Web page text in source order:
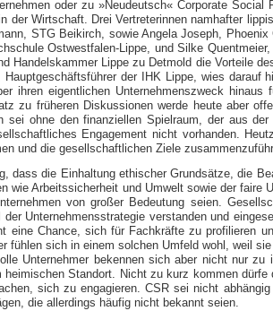
oder zu »­Neu­deutsch« Cor­po­rate So­cial
der Wirt­schaft. Drei Ver­tre­te­rin­nen nam­haf­ter
STG Bei­kirch, so­wie An­gela Jo­se­ph,
Ost­west­fa­len-Lip­pe, und Silke
Han­dels­kam­mer Lippe zu Det­mold die Vor­teile
der IHK Lip­pe, wies dar­auf
ih­ren ei­gent­li­chen Un­ter­neh­mens­zweck hin­aus
zu frühe­ren Dis­kus­sio­nen werde heute aber
sei ohne den fi­nan­zi­el­len Spiel­raum, der aus
En­ga­ge­ment nicht vor­han­den.
und die ge­sell­schaft­li­chen Ziele
dass die Ein­hal­tung ethi­scher Grundsät­ze, die
wie Ar­beits­si­cher­heit und Um­welt so­wie der faire
von großer Be­deu­tung sei­en.
Un­ter­neh­mens­stra­te­gie ver­stan­den und
eine Chan­ce, sich für Fach­kräfte zu pro­fi­lie­ren
fühlen sich in ei­nem sol­chen Um­feld wohl, weil
Un­ter­neh­mer be­ken­nen sich aber nicht nur zu
hei­mi­schen Stand­ort. Nicht zu kurz kom­men
sich zu en­ga­gie­ren. CSR sei nicht
die al­ler­dings häu­fig nicht be­kannt sei­en.